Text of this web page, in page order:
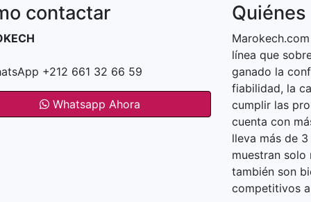
contactar
+212 661 32 66 59
Whatsapp Ahora
línea que
ganado la
fiabilidad, la
cumplir las
cuenta con
lleva más de
muestran
también son
competitivos